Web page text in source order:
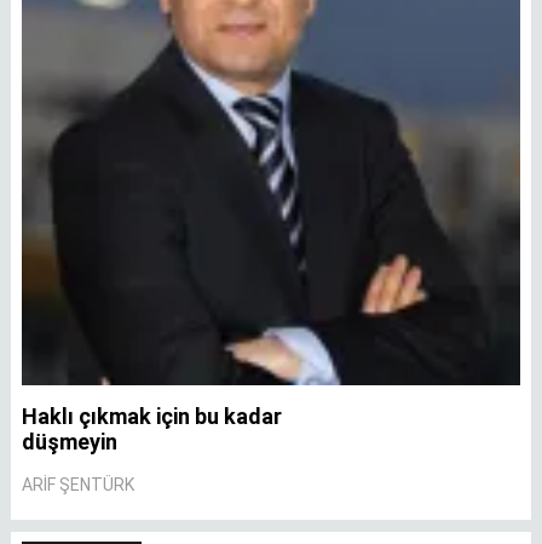
Haklı çıkmak için bu kadar
düşmeyin
ARIF ŞENTÜRK